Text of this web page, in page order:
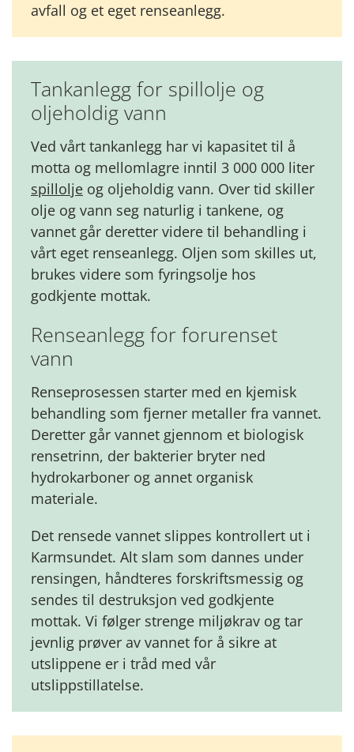
avfall og et eget renseanlegg.
Tankanlegg for spillolje og
oljeholdig vann
Ved vårt tankanlegg har vi kapasitet til å
motta og mellomlagre inntil 3 000 000 liter
spillolje og oljeholdig vann. Over tid skiller
olje og vann seg naturlig i tankene, og
vannet går deretter videre til behandling i
vårt eget renseanlegg. Oljen som skilles ut,
brukes videre som fyringsolje hos
godkjente mottak.
Renseanlegg for forurenset
vann
Renseprosessen starter med en kjemisk
behandling som fjerner metaller fra vannet.
Deretter går vannet gjennom et biologisk
rensetrinn, der bakterier bryter ned
hydrokarboner og annet organisk
materiale.
Det rensede vannet slippes kontrollert ut i
Karmsundet. Alt slam som dannes under
rensingen, håndteres forskriftsmessig og
sendes til destruksjon ved godkjente
mottak. Vi følger strenge miljøkrav og tar
jevnlig prøver av vannet for å sikre at
utslippene er i tråd med vår
utslippstillatelse.